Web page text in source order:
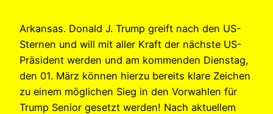
Arkansas. Donald J. Trump greift nach den US-
Sternen und will mit aller Kraft der nächste US-
Präsident werden und am kommenden Dienstag,
den 01. März können hierzu bereits klare Zeichen
zu einem möglichen Sieg in den Vorwahlen für
Trump Senior gesetzt werden! Nach aktuellem